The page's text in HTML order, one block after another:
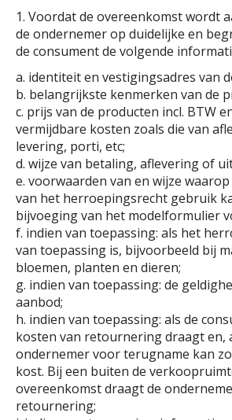
1. Voordat de overeenkomst wordt
de ondernemer op duidelijke en
de consument de volgende
a. identiteit en vestigingsadres van
b. belangrijkste kenmerken van de
c. prijs van de producten incl. BTW
vermijdbare kosten zoals die van
levering, porti, etc;
d. wijze van betaling, aflevering of
e. voorwaarden van en wijze
van het herroepingsrecht gebruik
bijvoeging van het modelformulier
f. indien van toepassing: als het
van toepassing is, bijvoorbeeld bij
bloemen, planten en dieren;
g. indien van toepassing: de
aanbod;
h. indien van toepassing: als de
kosten van retournering draagt en,
ondernemer voor terugname kan
kost. Bij een buiten de
overeenkomst draagt de
retournering;